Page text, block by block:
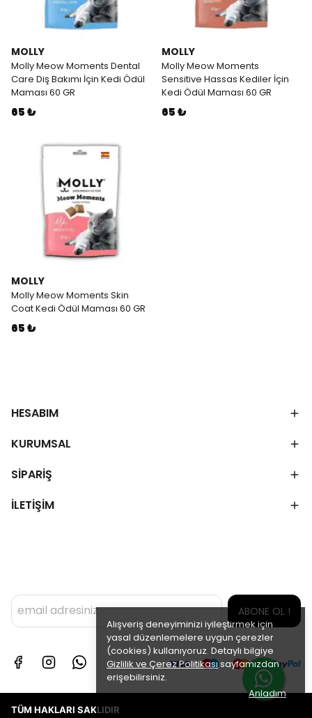
Alışveriş deneyiminizi iyileştirmek için
yasal düzenlemelere uygun çerezler
(cookies) kullanıyoruz. Detaylı bilgiye
Gizlilik ve Çerez Politikasısayfamızdan
erişebilirsiniz.
Anladım
MOLLY
Molly Meow Moments Dental
Care Diş Bakımı İçin Kedi Ödül
Maması 60 GR
65 ₺
MOLLY
Molly Meow Moments
Sensitive Hassas Kediler İçin
Kedi Ödül Maması 60 GR
65 ₺
MOLLY
Molly Meow Moments Skin
Coat Kedi Ödül Maması 60 GR
65 ₺
HESABIM
KURUMSAL
SİPARİŞ
İLETİŞİM
ABONE OL !
TÜM HAKLARI SAKLIDIR